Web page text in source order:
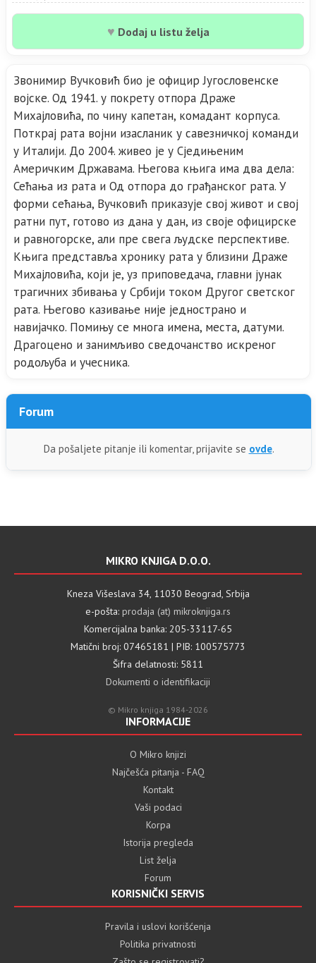
♥ Dodaj u listu želja
Звонимир Вучковић био је официр Југословенске
војске. Од 1941. у покрету отпора Драже
Михајловића, по чину капетан, комадант корпуса.
Поткрај рата војни изасланик у савезничкој команди
у Италији. До 2004. живео је у Сједињеним
Америчким Државама. Његова књига има два дела:
Сећања из рата и Од отпора до грађанског рата. У
форми сећања, Вучковић приказује свој живот и свој
ратни пут, готово из дана у дан, из своје официрске
и равногорске, али пре свега људске перспективе.
Књига представља хронику рата у близини Драже
Михајловића, који је, уз приповедача, главни јунак
трагичних збивања у Србији током Другог светског
рата. Његово казивање није једнострано и
навијачко. Помињу се многа имена, места, датуми.
Драгоцено и занимљиво сведочанство искреног
родољуба и учесника.
Forum
Da pošaljete pitanje ili komentar, prijavite se ovde.
MIKRO KNJIGA D.O.O.
Kneza Višeslava 34, 11030 Beograd, Srbija
e-pošta: prodaja (at) mikroknjiga.rs
Komercijalna banka: 205-33117-65
Matični broj: 07465181 | PIB: 100575773
Šifra delatnosti: 5811
Dokumenti o identifikaciji
© Mikro knjiga 1984-2026
INFORMACIJE
O Mikro knjizi
Najčešća pitanja - FAQ
Kontakt
Vaši podaci
Korpa
Istorija pregleda
List želja
Forum
KORISNIČKI SERVIS
Pravila i uslovi korišćenja
Politika privatnosti